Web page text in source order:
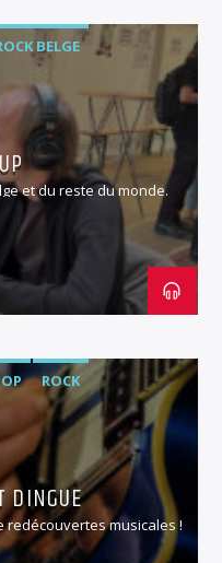
BELGE
et du reste du monde.
ROCK
DINGUE
musicales !